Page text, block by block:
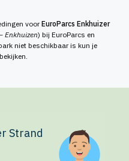
voorEuroParcs Enkhuizer
Enkhuizen) bij EuroParcs en
niet beschikbaar is kun je
Strand